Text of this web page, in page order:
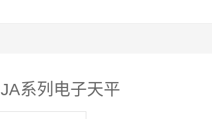
JA系列电子天平